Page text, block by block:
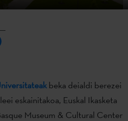
beka deialdi berezei
eskainitakoa, Euskal Ikasketa
Museum & Cultural Center